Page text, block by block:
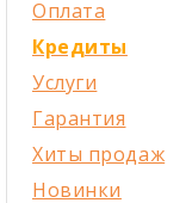
Оплата
Кредиты
Услуги
Гарантия
Хиты продаж
Новинки